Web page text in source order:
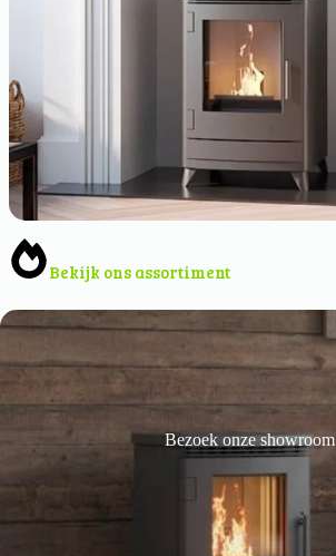
Bekijk ons assortiment
Bezoek onze showroom